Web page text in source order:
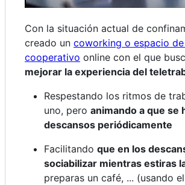
Con la situación actual de
creado un coworking o espacio
cooperativo online con el que
mejorar la experiencia del
Respestando los ritmos de
uno, pero animando a que se
descansos periódicamente
Facilitando que en los
sociabilizar mientras estiras
preparas un café, ... (usando el